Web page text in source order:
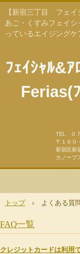
ﾌｪｲｼｬﾙ&ｱ
Ferias(ﾌ
【新宿三丁目 フェイ
あご・くすみフェイ
っているエイジングケ
TEL ０７
〒１６０
新宿区新
カノープ
トップ › よくある質
FAQ一覧
クレジットカードは利用